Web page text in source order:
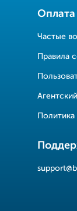
Частые
Правила